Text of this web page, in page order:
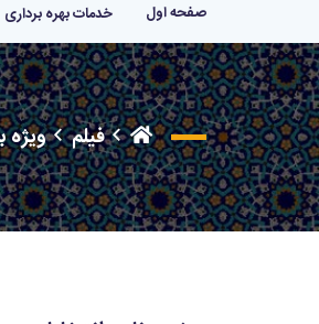
صفحه اول خدمات بهره برداری
فیلم ویژه